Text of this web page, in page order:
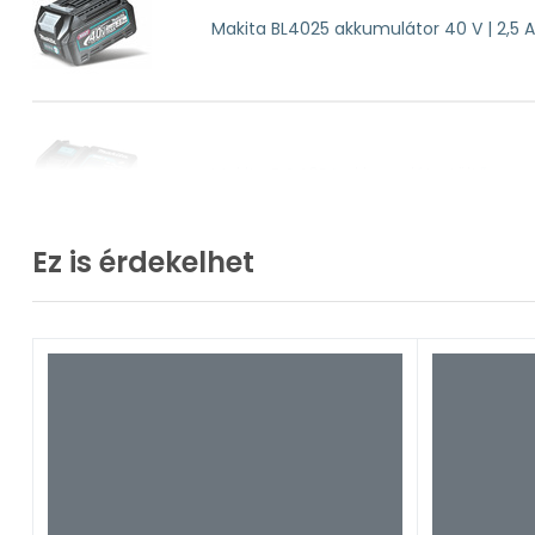
Makita BL4025 akkumulátor 40 V | 2,5
Ez is érdekelhet